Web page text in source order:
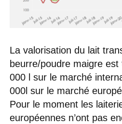
La valorisation du lait
beurre/poudre maigre
000 l sur le marché
000l sur le marché
Pour le moment les
européennes n’ont pas